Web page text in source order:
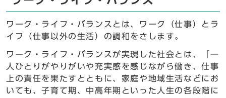
ワーク・ライフ・バランスとは、ワーク（仕事）とラ
イフ（仕事以外の生活）の調和をさします。
ワーク・ライフ・バランスが実現した社会とは、「一
人ひとりがやりがいや充実感を感じながら働き、仕事
上の責任を果たすとともに、家庭や地域生活などにお
いても、子育て期、中高年期といった人生の各段階に